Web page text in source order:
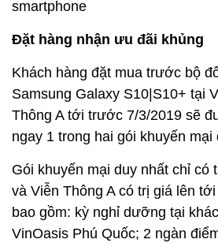
smartphone
Đặt hàng nhận ưu đãi khủng
Khách hàng đặt mua trước bộ
Samsung Galaxy S10|S10+ tại
Thông A tới trước 7/3/2019 sẽ
ngay 1 trong hai gói khuyến mại
Gói khuyến mại duy nhất chỉ có
và Viễn Thông A có trị giá lên
bao gồm: kỳ nghỉ dưỡng tại
VinOasis Phú Quốc; 2 ngàn